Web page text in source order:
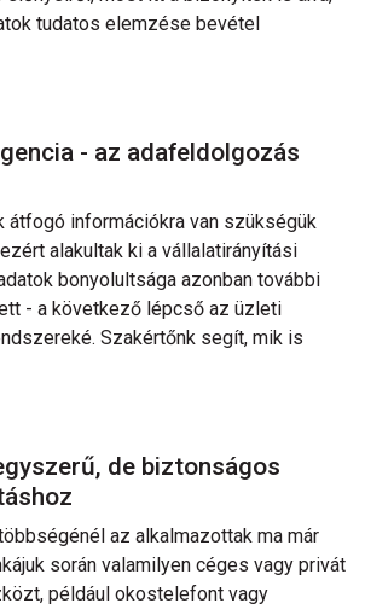
tudatos elemzése bevétel
- az adafeldolgozás
átfogó információkra van szükségük
alakultak ki a vállalatirányítási
bonyolultsága azonban további
- a következő lépcső az üzleti
Szakértőnk segít, mik is
de biztonságos
az alkalmazottak ma már
során valamilyen céges vagy privát
például okostelefont vagy